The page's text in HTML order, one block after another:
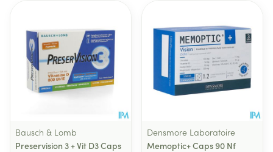
Bausch & Lomb
Preservision 3 + Vit D3 Caps
Densmore Laboratoire
Memoptic+ Caps 90 Nf